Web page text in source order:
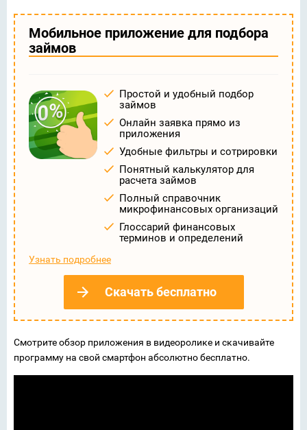
Мобильное приложение для подбора
займов
Простой и удобный подбор
займов
Онлайн заявка прямо из
приложения
Удобные фильтры и сотрировки
Понятный калькулятор для
расчета займов
Полный справочник
микрофинансовых организаций
Глоссарий финансовых
терминов и определений
Узнать подробнее
Скачать бесплатно
Смотрите обзор приложения в видеоролике и скачивайте
программу на свой смартфон абсолютно бесплатно.